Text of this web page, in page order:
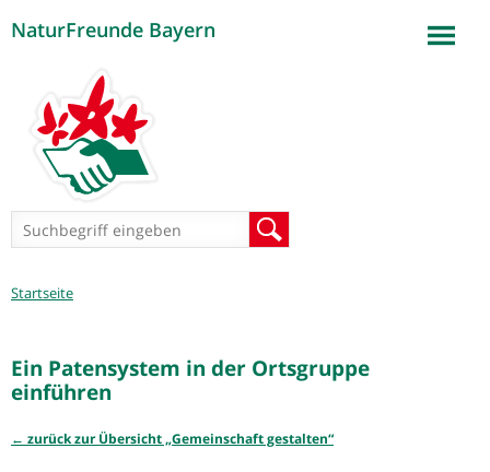
NaturFreunde Bayern
Suchformular
Sie
Startseite
Ein Patensystem in der Ortsgruppe
einführen
← zurück zur Übersicht „Gemeinschaft gestalten“